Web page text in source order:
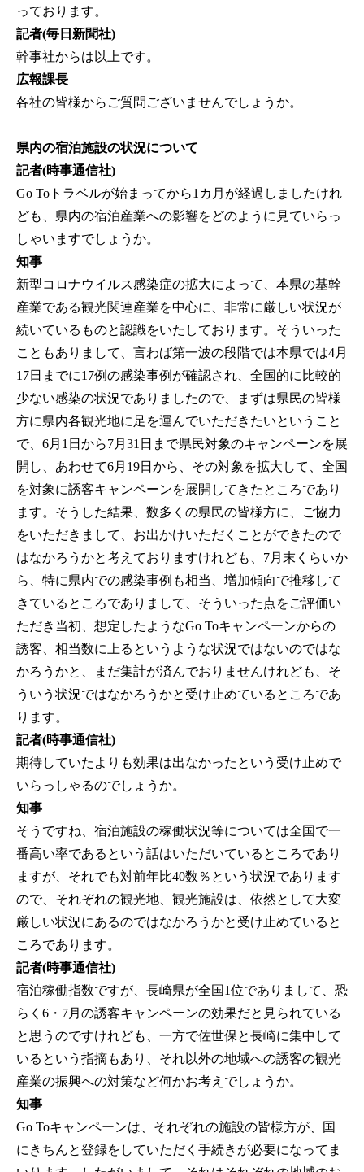
っております。
記者(毎日新聞社)
幹事社からは以上です。
広報課長
各社の皆様からご質問ございませんでしょうか。
県内の宿泊施設の状況について
記者(時事通信社)
Go Toトラベルが始まってから1カ月が経過しましたけれ
ども、県内の宿泊産業への影響をどのように見ていらっ
しゃいますでしょうか。
知事
新型コロナウイルス感染症の拡大によって、本県の基幹
産業である観光関連産業を中心に、非常に厳しい状況が
続いているものと認識をいたしております。そういった
こともありまして、言わば第一波の段階では本県では4月
17日までに17例の感染事例が確認され、全国的に比較的
少ない感染の状況でありましたので、まずは県民の皆様
方に県内各観光地に足を運んでいただきたいということ
で、6月1日から7月31日まで県民対象のキャンペーンを展
開し、あわせて6月19日から、その対象を拡大して、全国
を対象に誘客キャンペーンを展開してきたところであり
ます。そうした結果、数多くの県民の皆様方に、ご協力
をいただきまして、お出かけいただくことができたので
はなかろうかと考えておりますけれども、7月末くらいか
ら、特に県内での感染事例も相当、増加傾向で推移して
きているところでありまして、そういった点をご評価い
ただき当初、想定したようなGo Toキャンペーンからの
誘客、相当数に上るというような状況ではないのではな
かろうかと、まだ集計が済んでおりませんけれども、そ
ういう状況ではなかろうかと受け止めているところであ
ります。
記者(時事通信社)
期待していたよりも効果は出なかったという受け止めで
いらっしゃるのでしょうか。
知事
そうですね、宿泊施設の稼働状況等については全国で一
番高い率であるという話はいただいているところであり
ますが、それでも対前年比40数％という状況であります
ので、それぞれの観光地、観光施設は、依然として大変
厳しい状況にあるのではなかろうかと受け止めていると
ころであります。
記者(時事通信社)
宿泊稼働指数ですが、長崎県が全国1位でありまして、恐
らく6・7月の誘客キャンペーンの効果だと見られている
と思うのですけれども、一方で佐世保と長崎に集中して
いるという指摘もあり、それ以外の地域への誘客の観光
産業の振興への対策など何かお考えでしょうか。
知事
Go Toキャンペーンは、それぞれの施設の皆様方が、国
にきちんと登録をしていただく手続きが必要になってま